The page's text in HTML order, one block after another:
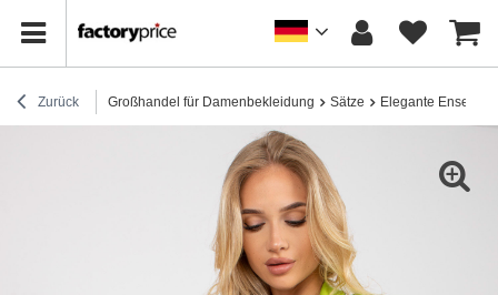
Zurück Großhandel für Damenbekleidung Sätze Elegante